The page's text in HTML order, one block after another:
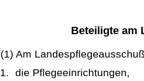
Beteiligte am
(1) Am
die Pflegeeinrichtungen,